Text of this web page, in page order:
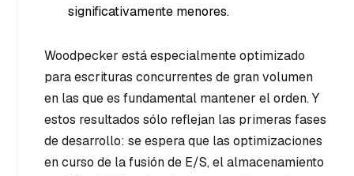
significativamente menores.
Woodpecker está especialmente optimizado
para escrituras concurrentes de gran volumen
en las que es fundamental mantener el orden. Y
estos resultados sólo reflejan las primeras fases
de desarrollo: se espera que las optimizaciones
en curso de la fusión de E/S, el almacenamiento